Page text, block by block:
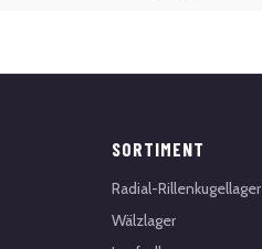
SORTIMENT
Radial-Rillenkugellager
Wälzlager